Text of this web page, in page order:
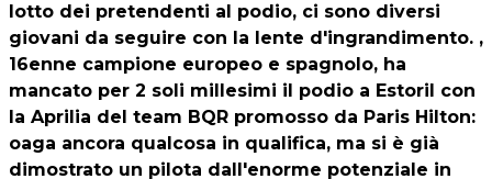
lotto dei pretendenti al podio, ci sono diversi
giovani da seguire con la lente d'ingrandimento. ,
16enne campione europeo e spagnolo, ha
mancato per 2 soli millesimi il podio a Estoril con
la Aprilia del team BQR promosso da Paris Hilton:
oaga ancora qualcosa in qualifica, ma si è già
dimostrato un pilota dall'enorme potenziale in